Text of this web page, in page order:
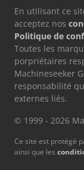
En utilisant ce
acceptez nos
Politique de
Toutes les
porpriétaires
Machineseeker
responsabilité
externes liés.
© 1999 - 2026
Ce site est protégé
ainsi que les